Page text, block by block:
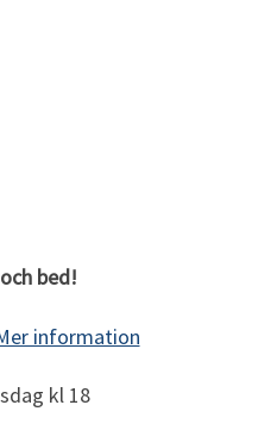
bed!
information
kl 18